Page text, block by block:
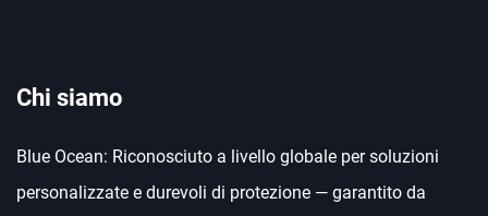
Chi siamo
Blue Ocean: Riconosciuto a livello globale per soluzioni
personalizzate e durevoli di protezione — garantito da